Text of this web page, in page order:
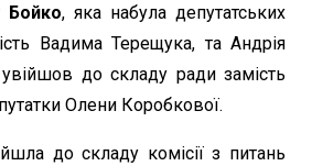
Бойко, яка набула депутатських
Вадима Терещука, та Андрія
до складу ради замість
Олени Коробкової.
до складу комісії з питань